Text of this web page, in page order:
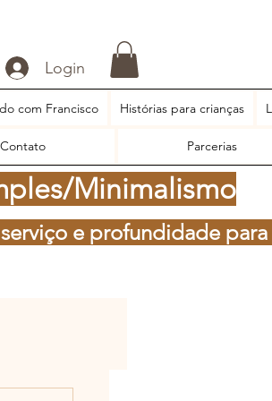
Login
com Francisco Histórias para crianças
Contato Parcerias
Minimalismo
e profundidade para